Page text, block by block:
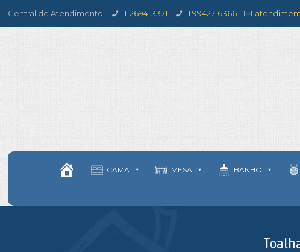
Central de Atendimento 11-2694-3371 11 99427-6366
CAMA MESA BANHO